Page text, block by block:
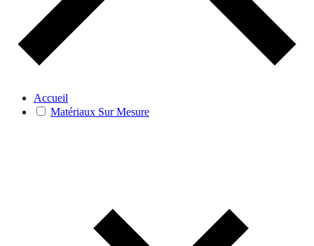
Accueil
Matériaux Sur Mesure